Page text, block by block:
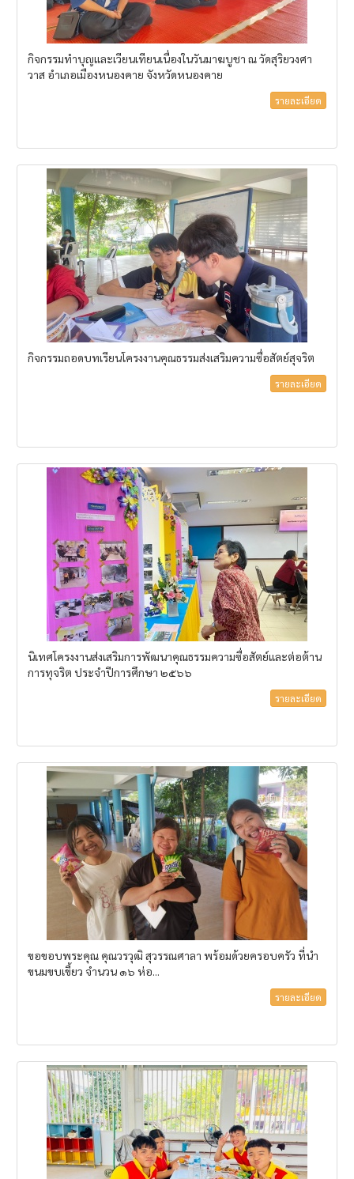
กิจกรรมทำบุญและเวียนเทียนเนื่องในวันมาฆบูชา ณ วัดสุริยวงศา
วาส อำเภอเมืองหนองคาย จังหวัดหนองคาย
รายละเอียด
กิจกรรมถอดบทเรียนโครงงานคุณธรรมส่งเสริมความซื่อสัตย์สุจริต
รายละเอียด
นิเทศโครงงานส่งเสริมการพัฒนาคุณธรรมความซื่อสัตย์และต่อต้าน
การทุจริต ประจำปีการศึกษา ๒๕๖๖
รายละเอียด
ขอขอบพระคุณ คุณวรวุฒิ สุวรรณศาลา พร้อมด้วยครอบครัว ที่นำ
ขนมขบเขี้ยว จำนวน ๑๖ ห่อ...
รายละเอียด